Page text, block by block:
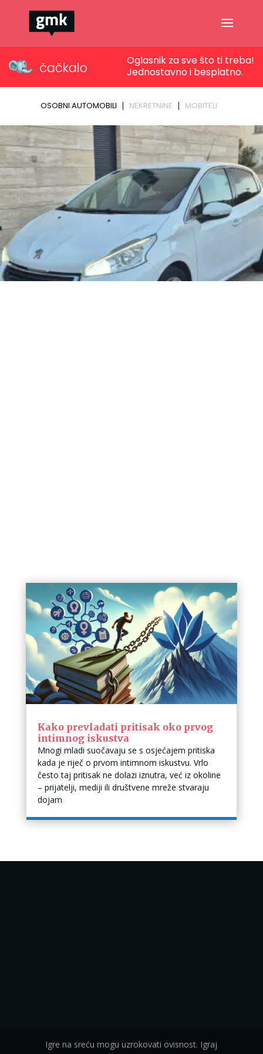
Kako prevladati pritisak oko prvog
intimnog iskustva
Mnogi mladi suočavaju se s osjećajem pritiska
kada je riječ o prvom intimnom iskustvu. Vrlo
često taj pritisak ne dolazi iznutra, već iz okoline
– prijatelji, mediji ili društvene mreže stvaraju
dojam
Igre na sreću mogu uzrokovati ovisnost. Igraj